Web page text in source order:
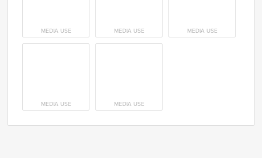
MEDIA USE MEDIA USE MEDIA USE
MEDIA USE MEDIA USE